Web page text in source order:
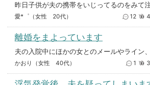
愛*゜（女性 20代） 12
離婚をまよっています
かおり（女性 40代） 1